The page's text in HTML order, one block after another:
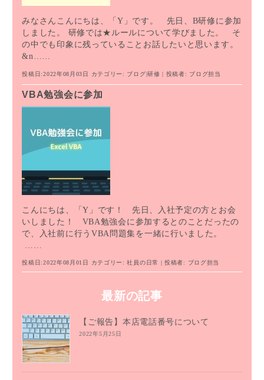
みなさんこんにちは、「Y」です。 先日、B研修に参加
しました。 研修では★ルールについて学びました。 そ
の中でも印象に残っていることお話したいと思います。
&n……
投稿日:2022年08月03日 カテゴリー: ブログ|研修 | 投稿者: ブログ担当
VBA勉強会に参加
こんにちは、「Y」です！ 先日、入社予定の方とお会
いしました！ VBA勉強会に参加するとのことだったの
で、入社前に行うVBA問題集を一緒に行いました。
投稿日:2022年08月01日 カテゴリー:社員の日常 | 投稿者: ブログ担当
最新の記事
【ご報告】本店電話番号について
2022年5月25日